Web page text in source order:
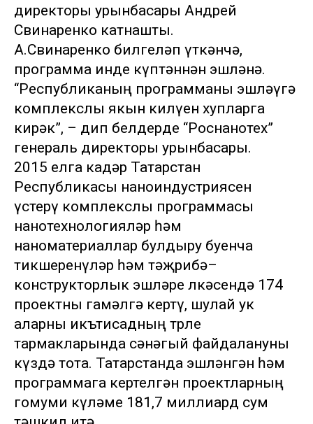
директоры урынбасары Андрей
Свинаренко катнашты.
А.Свинаренко билгеләп үткәнчә,
программа инде күптәннән эшләнә.
“Республиканың программаны эшләүгә
комплекслы якын килүен хупларга
кирәк”, – дип белдерде “Роснанотех”
генераль директоры урынбасары.
2015 елга кадәр Татарстан
Республикасы наноиндустриясен
үстерү комплекслы программасы
нанотехнологияләр һәм
наноматериаллар булдыру буенча
тикшеренүләр һәм тәҗрибә–
конструкторлык эшләре өлкәсендә 174
проектны гамәлгә кертү, шулай ук
аларны икътисадның төрле
тармакларында сәнәгый файдалануны
күздә тота. Татарстанда эшләнгән һәм
программага кертелгән проектларның
гомуми күләме 181,7 миллиард сум